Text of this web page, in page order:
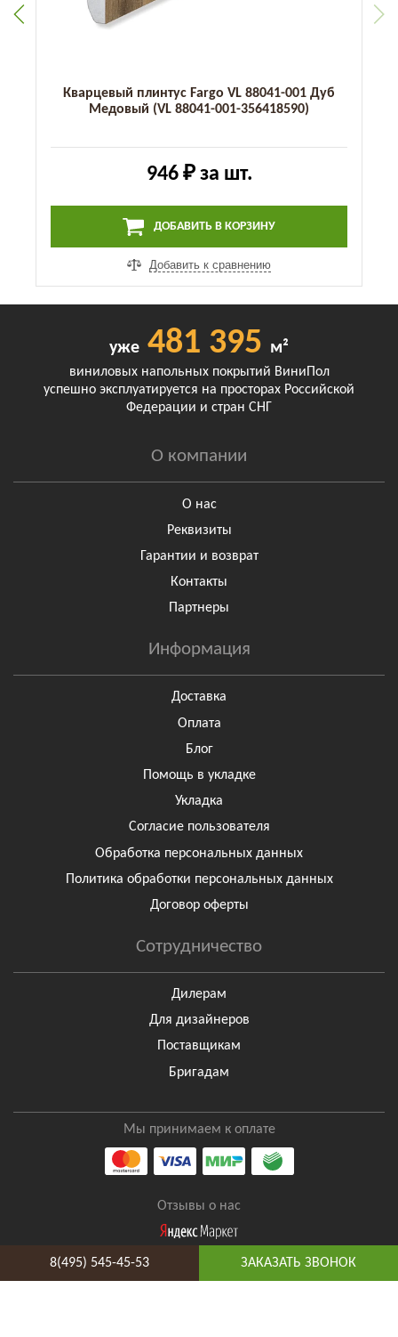
Кварцевый плинтус Fargo VL 88041-001 Дуб
Медовый (VL 88041-001-356418590)
946 ₽за шт.
ДОБАВИТЬ В КОРЗИНУ
Добавить к сравнению
уже 481 395 м²
виниловых напольных покрытий ВиниПол
успешно эксплуатируется на просторах Российской
Федерации и стран СНГ
О компании
О нас
Реквизиты
Гарантии и возврат
Контакты
Партнеры
Информация
Доставка
Оплата
Блог
Помощь в укладке
Укладка
Согласие пользователя
Обработка персональных данных
Политика обработки персональных данных
Договор оферты
Сотрудничество
Дилерам
Для дизайнеров
Поставщикам
Бригадам
Мы принимаем к оплате
Отзывы о нас
8(495) 545-45-53 ЗАКАЗАТЬ ЗВОНОК